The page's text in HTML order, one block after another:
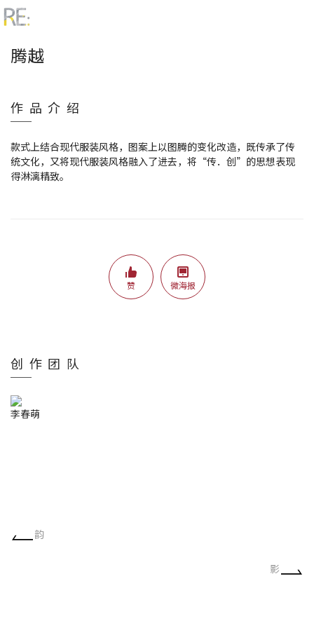
腾越
作品介绍
款式上结合现代服装风格，图案上以图腾的变化改造，既传承了传
统文化，又将现代服装风格融入了进去，将“传．创”的思想表现
得淋漓精致。
赞 微海报
创作团队
李春萌
韵
影